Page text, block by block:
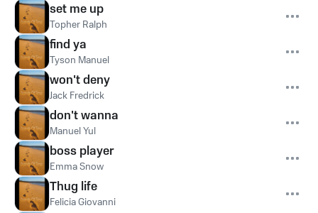
set me up
Topher Ralph
find ya
Tyson Manuel
won't deny
Jack Fredrick
don't wanna
Manuel Yul
boss player
Emma Snow
Thug life
Felicia Giovanni